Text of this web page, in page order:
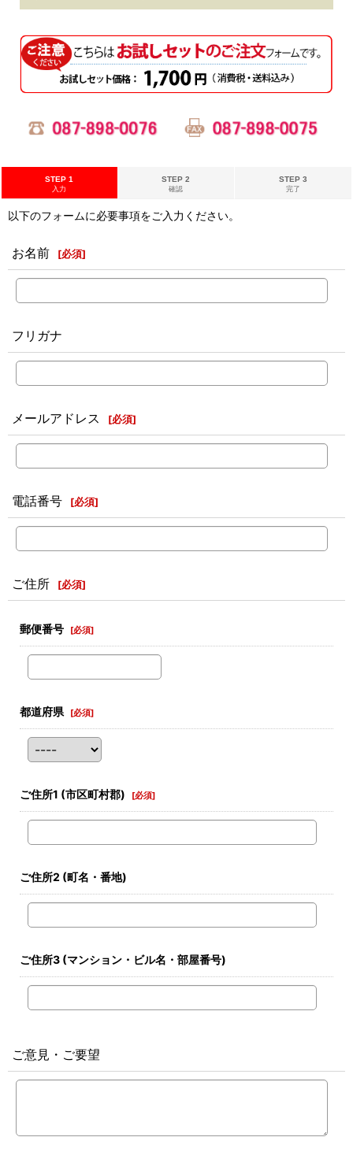
STEP 1
入力
STEP 2
確認
STEP 3
完了
以下のフォームに必要事項をご入力ください。
お名前 [必須]
フリガナ
メールアドレス [必須]
電話番号 [必須]
ご住所 [必須]
郵便番号 [必須]
都道府県 [必須]
ご住所1 (市区町村郡) [必須]
ご住所2 (町名・番地)
ご住所3 (マンション・ビル名・部屋番号)
ご意見・ご要望